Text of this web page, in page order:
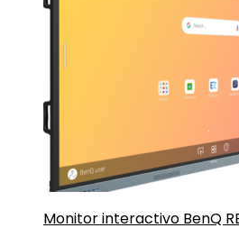
Monitor interactivo BenQ